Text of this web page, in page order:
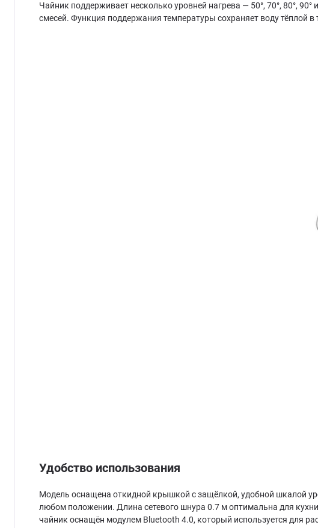
Чайник поддерживает несколько уровней нагрева — 50°, 70°, 80°,
смесей. Функция поддержания температуры сохраняет воду тёплой в
Удобство использования
Модель оснащена откидной крышкой с защёлкой, удобной шкалой
любом положении. Длина сетевого шнура 0.7 м оптимальна для
чайник оснащён модулем Bluetooth 4.0, который используется для